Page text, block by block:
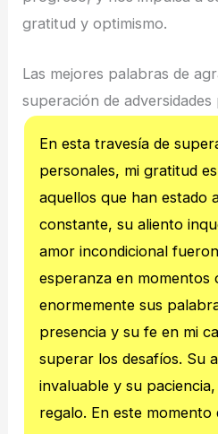
gratitud y optimismo.
Las mejores palabras de
superación de adversidades
En esta travesía de
personales, mi gratitud
aquellos que han estado
constante, su aliento
amor incondicional
esperanza en momentos
enormemente sus
presencia y su fe en mi
superar los desafíos. Su
invaluable y su
regalo. En este